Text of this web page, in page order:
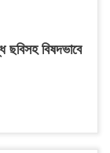
বিষদভাবে